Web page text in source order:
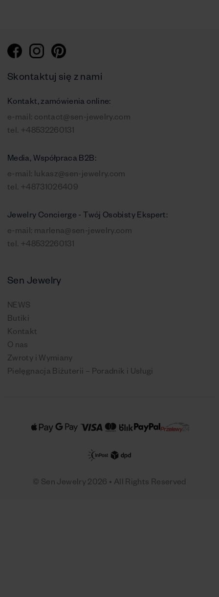
Skontaktuj się z nami
Kontakt, zamówienia online:
e-mail: contact@sen-jewelry.com
tel. +48532260131
Media, Współpraca B2B:
e-mail: lukasz@sen-jewelry.com
tel. +48731026409
Jewelry Concierge - Twój Osobisty Ekspert:
e-mail: marlena@sen-jewelry.com
tel. +48532260131
Sen Jewelry
NEWS
Butiki
Kontakt
O nas
Zwroty i Wymiany
Pielęgnacja Biżuterii – Poradnik i Usługi
© Sen Jewelry 2026 • All Rights Reserved